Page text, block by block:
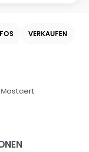
VERKAUFEN
Mostaert